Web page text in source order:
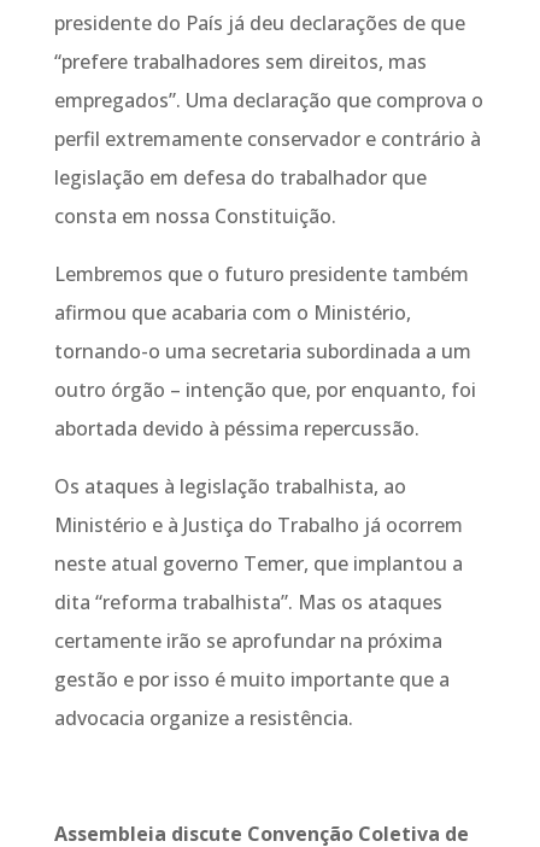
presidente do País já deu declarações de que
“prefere trabalhadores sem direitos, mas
empregados”. Uma declaração que comprova o
perfil extremamente conservador e contrário à
legislação em defesa do trabalhador que
consta em nossa Constituição.
Lembremos que o futuro presidente também
afirmou que acabaria com o Ministério,
tornando-o uma secretaria subordinada a um
outro órgão – intenção que, por enquanto, foi
abortada devido à péssima repercussão.
Os ataques à legislação trabalhista, ao
Ministério e à Justiça do Trabalho já ocorrem
neste atual governo Temer, que implantou a
dita “reforma trabalhista”. Mas os ataques
certamente irão se aprofundar na próxima
gestão e por isso é muito importante que a
advocacia organize a resistência.
Assembleia discute Convenção Coletiva de